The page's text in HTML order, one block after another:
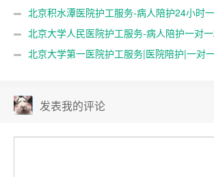
北京积水潭医院护工服务-病人陪护24小时
北京大学人民医院护工服务-病人陪护一对
北京大学第一医院护工服务|医院陪护|一对
发表我的评论